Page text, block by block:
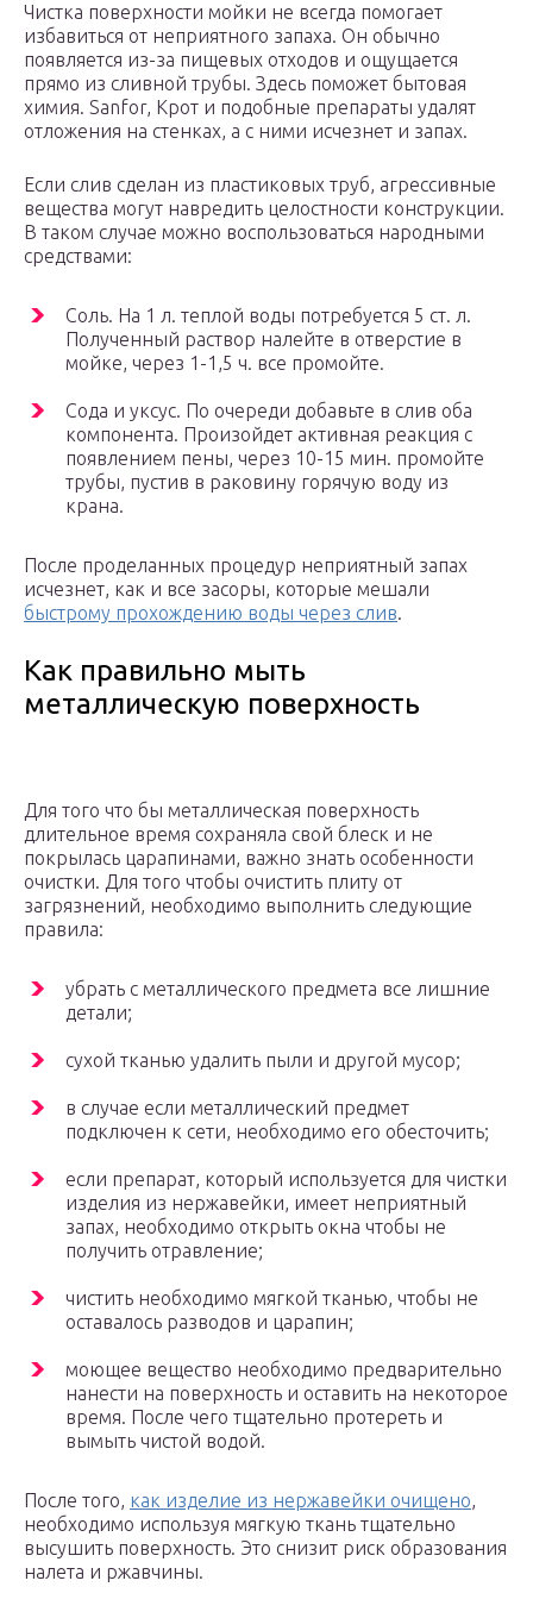
Чистка поверхности мойки не всегда помогает
избавиться от неприятного запаха. Он обычно
появляется из-за пищевых отходов и ощущается
прямо из сливной трубы. Здесь поможет бытовая
химия. Sanfor, Крот и подобные препараты удалят
отложения на стенках, а с ними исчезнет и запах.
Если слив сделан из пластиковых труб, агрессивные
вещества могут навредить целостности конструкции.
В таком случае можно воспользоваться народными
средствами:
Соль. На 1 л. теплой воды потребуется 5 ст. л.
Полученный раствор налейте в отверстие в
мойке, через 1-1,5 ч. все промойте.
Сода и уксус. По очереди добавьте в слив оба
компонента. Произойдет активная реакция с
появлением пены, через 10-15 мин. промойте
трубы, пустив в раковину горячую воду из
крана.
После проделанных процедур неприятный запах
исчезнет, как и все засоры, которые мешали
быстрому прохождению воды через слив.
Как правильно мыть
металлическую поверхность
Для того что бы металлическая поверхность
длительное время сохраняла свой блеск и не
покрылась царапинами, важно знать особенности
очистки. Для того чтобы очистить плиту от
загрязнений, необходимо выполнить следующие
правила:
убрать с металлического предмета все лишние
детали;
сухой тканью удалить пыли и другой мусор;
в случае если металлический предмет
подключен к сети, необходимо его обесточить;
если препарат, который используется для чистки
изделия из нержавейки, имеет неприятный
запах, необходимо открыть окна чтобы не
получить отравление;
чистить необходимо мягкой тканью, чтобы не
оставалось разводов и царапин;
моющее вещество необходимо предварительно
нанести на поверхность и оставить на некоторое
время. После чего тщательно протереть и
вымыть чистой водой.
После того, как изделие из нержавейки очищено,
необходимо используя мягкую ткань тщательно
высушить поверхность. Это снизит риск образования
налета и ржавчины.